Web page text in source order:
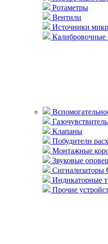
Ротаметры
Вентили
Источники
Калибровочные
Клапаны
Побудители
Монтажные
Звуковые
Индикаторные
Прочие